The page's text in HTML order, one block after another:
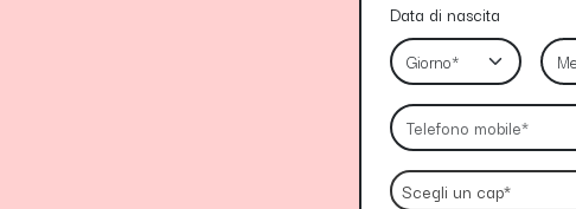
Data di nascita
Scegli un cap*